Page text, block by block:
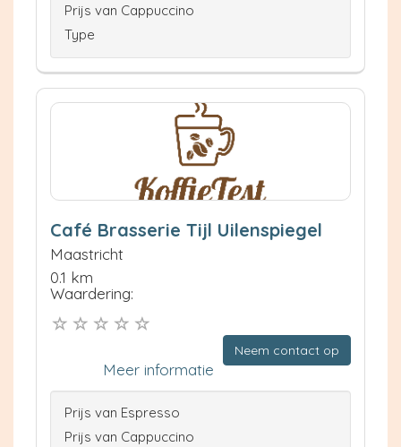
Prijs van Cappuccino
Type
Café Brasserie Tijl Uilenspiegel
Maastricht
0.1 km
Waardering:
Neem contact op
Meer informatie
Prijs van Espresso
Prijs van Cappuccino